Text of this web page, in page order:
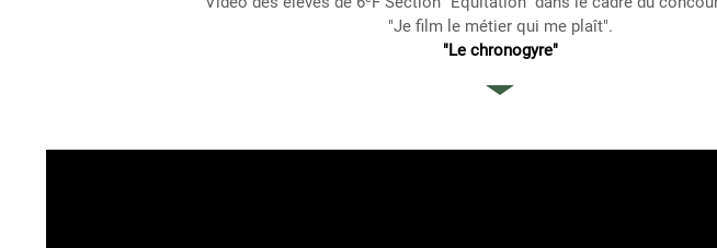
"Je film le métier qui me plaît".
"Le chronogyre"